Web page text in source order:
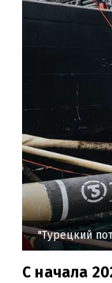
"Турецкий
С начала